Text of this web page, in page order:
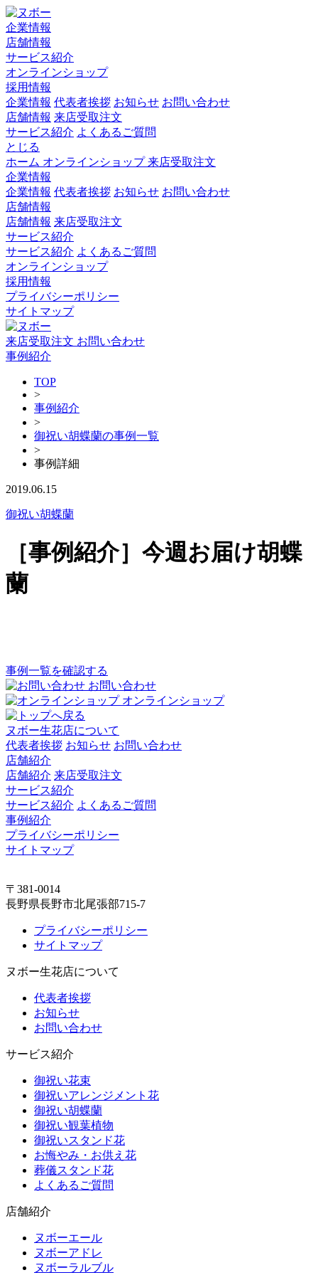
企業情報
店舗情報
サービス紹介
オンラインショップ
採用情報
企業情報 代表者挨拶 お知らせ お問い合わせ
店舗情報 来店受取注文
サービス紹介 よくあるご質問
とじる
ホーム オンラインショップ来店受取注文
企業情報
企業情報 代表者挨拶 お知らせ お問い合わせ
店舗情報
店舗情報 来店受取注文
サービス紹介
サービス紹介 よくあるご質問
オンラインショップ
採用情報
プライバシーポリシー
サイトマップ
来店受取注文 お問い合わせ
事例紹介
TOP
>
事例紹介
>
御祝い胡蝶蘭の事例一覧
>
事例詳細
2019.06.15
御祝い胡蝶蘭
［事例紹介］今週お届け胡蝶
蘭
事例一覧を確認する
お問い合わせ
オンラインショップ
ヌボー生花店について
代表者挨拶 お知らせ お問い合わせ
店舗紹介
店舗紹介 来店受取注文
サービス紹介
サービス紹介 よくあるご質問
事例紹介
プライバシーポリシー
サイトマップ
〒381-0014
長野県長野市北尾張部715-7
プライバシーポリシー
サイトマップ
ヌボー生花店について
代表者挨拶
お知らせ
お問い合わせ
サービス紹介
御祝い花束
御祝いアレンジメント花
御祝い胡蝶蘭
御祝い観葉植物
御祝いスタンド花
お悔やみ・お供え花
葬儀スタンド花
よくあるご質問
店舗紹介
ヌボーエール
ヌボーアドレ
ヌボーラルブル